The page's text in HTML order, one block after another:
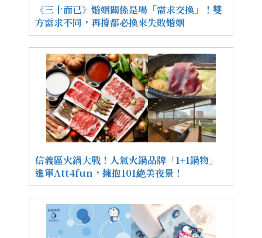
《三十而已》婚姻關係是場「需求交換」！雙
方需求不同，再撐都必換來失敗婚姻
信義區火鍋大戰！人氣火鍋品牌「1+1鍋物」
進軍Att4fun，擁抱101絶美夜景！